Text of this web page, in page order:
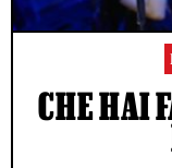
CHE HAI